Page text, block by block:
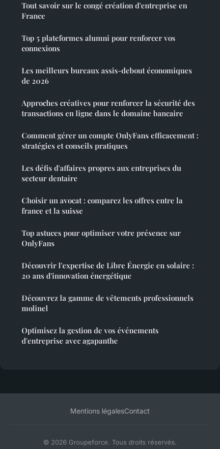
Tout savoir sur le congé création d'entreprise en
France
Top 5 plateformes alumni pour renforcer vos
connexions
Les meilleurs bureaux assis-debout économiques
de 2026
Approches créatives pour renforcer la sécurité des
transactions en ligne dans le domaine bancaire
Comment gérer un compte OnlyFans efficacement :
stratégies et conseils pratiques
Les défis d'affaires propres aux entreprises du
secteur dentaire
Choisir un avocat : comparez les offres entre la
france et la suisse
Top astuces pour optimiser votre présence sur
OnlyFans
Découvrir l'expertise de Libre Énergie en solaire :
20 ans d'innovation énergétique
Découvrez la gamme de vêtements professionnels
molinel
Optimisez la gestion de vos événements
d'entreprise avec agapanthe
Mentions légalesContact
© 2026 Groupeforce. Tous droits réservés.